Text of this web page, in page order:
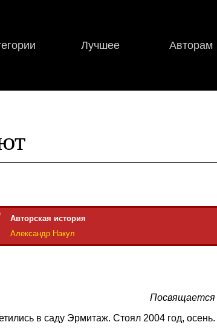
Лучшее Авторам
Авторская история
Александр Накул
Посвящается
в саду Эрмитаж. Стоял 2004 год, осень.